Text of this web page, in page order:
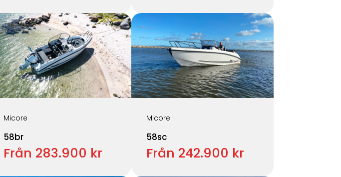
Micore
58br
Från 283.900 kr
Micore
58sc
Från 242.900 kr